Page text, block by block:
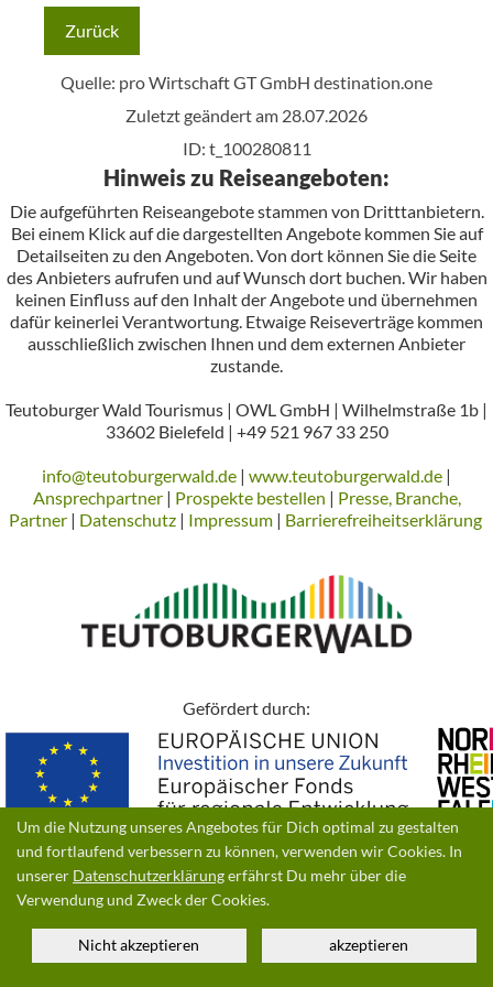
Zurück
Quelle: pro Wirtschaft GT GmbH destination.one
Zuletzt geändert am 28.07.2026
ID: t_100280811
Hinweis zu Reiseangeboten:
Die aufgeführten Reiseangebote stammen von Dritttanbietern.
Bei einem Klick auf die dargestellten Angebote kommen Sie auf
Detailseiten zu den Angeboten. Von dort können Sie die Seite
des Anbieters aufrufen und auf Wunsch dort buchen. Wir haben
keinen Einfluss auf den Inhalt der Angebote und übernehmen
dafür keinerlei Verantwortung. Etwaige Reiseverträge kommen
ausschließlich zwischen Ihnen und dem externen Anbieter
zustande.
Teutoburger Wald Tourismus | OWL GmbH | Wilhelmstraße 1b |
33602 Bielefeld | +49 521 967 33 250
info@teutoburgerwald.de | www.teutoburgerwald.de |
Ansprechpartner| Prospekte bestellen | Presse, Branche,
Partner| Datenschutz| Impressum| Barrierefreiheitserklärung
Gefördert durch:
© 2026 | Ein Produkt derdestination.one GmbH
Um die Nutzung unseres Angebotes für Dich optimal zu gestalten
und fortlaufend verbessern zu können, verwenden wir Cookies. In
unserer Datenschutzerklärungerfährst Du mehr über die
Verwendung und Zweck der Cookies.
Nicht akzeptieren akzeptieren